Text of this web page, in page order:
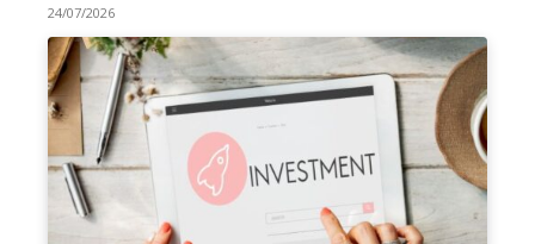
24/07/2026